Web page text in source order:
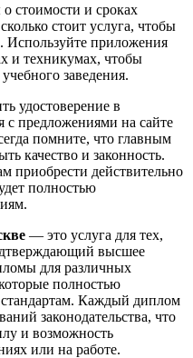
о стоимости и сроках
стоит услуга, чтобы
Используйте приложения
и техникумах, чтобы
заведения.
удостоверение в
с предложениями на сайте
помните, что главным
качество и законность.
приобрести действительно
полностью
— это услуга для тех,
высшее
для различных
полностью
стандартам. Каждый диплом
законодательства, что
и возможность
или на работе.